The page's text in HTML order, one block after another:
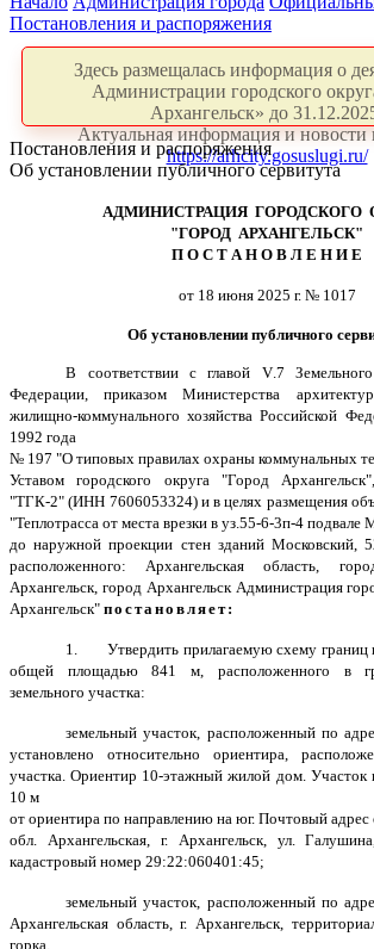
Постановления и распоряжения
Здесь размещалась информация о
Администрации городского
Архангельск» до
Актуальная информация и новости
https://arhcity.gosuslugi.ru/
Постановления и распоряжения
Об установлении публичного сервитута
АДМИНИСТРАЦИЯ ГОРОДСКОГО
"ГОРОД АРХАНГЕЛЬСК"
П О С Т А Н О В Л Е Н И Е
от 18 июня 2025 г. № 1017
Об установлении публичного
В соответствии с главой V.7
Федерации, приказом Министерства
жилищно-коммунального хозяйства Российской
1992 года
№ 197 "О типовых правилах охраны коммунальных
Уставом городского округа "Город
"ТГК-2" (ИНН 7606053324) и в целях размещения
"Теплотрасса от места врезки в уз.55-6-3п-4 подвале
до наружной проекции стен зданий Московский,
расположенного: Архангельская область,
Архангельск, город Архангельск Администрация
Архангельск" постановляет:
1.
Утвердить прилагаемую схему границ
общей площадью 841 м, расположенного в
земельного участка:
земельный участок, расположенный по
установлено относительно ориентира,
участка. Ориентир 10-этажный жилой дом. Участок
10 м
от ориентира по направлению на юг. Почтовый адрес
обл. Архангельская, г. Архангельск, ул.
кадастровый номер 29:22:060401:45;
земельный участок, расположенный по
Архангельская область, г. Архангельск,
горка,